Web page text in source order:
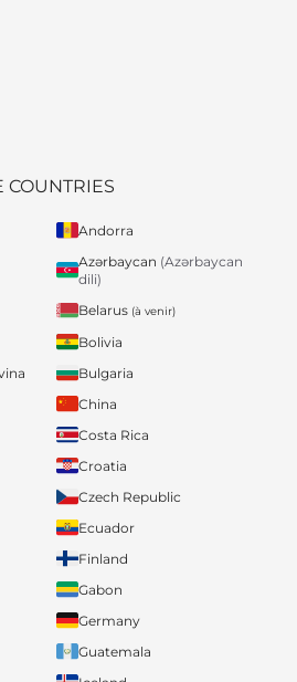
COUNTRIES
Andorra
Azərbaycan (Azərbaycan
dili)
Belarus (à venir)
Bolivia
Bulgaria
China
Costa Rica
Croatia
Czech Republic
Ecuador
Finland
Gabon
Germany
Guatemala